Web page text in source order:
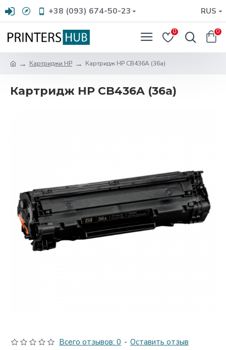
+38 (093) 674-50-23 RUS
0 0
Картриджи HP Картридж HP CB436A (36а)
Картридж HP CB436A (36а)
Всего отзывов: 0 - Оставить отзыв